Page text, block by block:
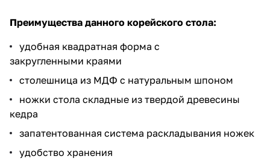
Преимущества данного корейского стола:
удобная квадратная форма с
закругленными краями
столешница из МДФ с натуральным шпоном
ножки стола складные из твердой древесины
кедра
запатентованная система раскладывания ножек
удобство хранения